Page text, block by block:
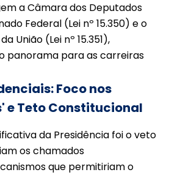
a Câmara dos Deputados
Federal (Lei nº 15.350) e o
União (Lei nº 15.351),
panorama para as carreiras
Foco nos
e Teto Constitucional
da Presidência foi o veto
os chamados
que permitiriam o